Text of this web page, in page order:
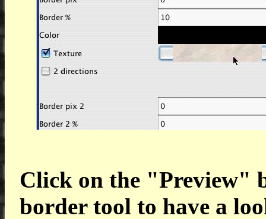
Click on the "Preview"
border tool to have a